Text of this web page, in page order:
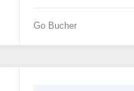
Go Bucher